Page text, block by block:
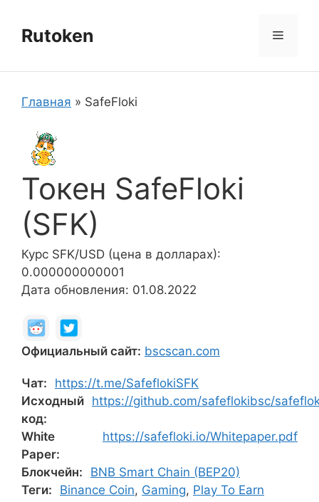
содержимому
Rutoken Меню
Главная » SafeFloki
Токен SafeFloki
(SFK)
Курс SFK/USD (цена в долларах):
0.000000000001
Дата обновления: 01.08.2022
Официальный сайт: bscscan.com
Чат:
https://t.me/SafeflokiSFK
Исходный
код:
https://github.com/safeflokibsc/
White
Paper:
https://safefloki.io/Whitepaper.pdf
Блокчейн:
BNB Smart Chain (BEP20)
Теги:
Binance Coin, Gaming, Play To Earn